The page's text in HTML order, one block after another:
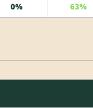
0% 63%